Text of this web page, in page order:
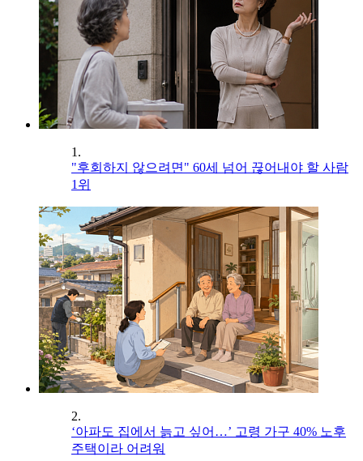
1.
"후회하지 않으려면" 60세 넘어 끊어내야 할 사람
1위
2.
‘아파도 집에서 늙고 싶어…’ 고령 가구 40% 노후
주택이라 어려워